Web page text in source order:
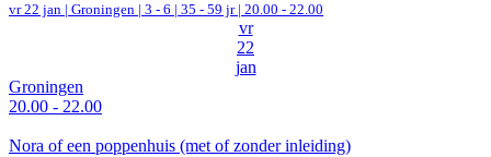
vr 22 jan | Groningen | 3 - 6 | 35 - 59 jr | 20.00 - 22.00
vr
22
jan
Groningen
20.00 - 22.00
Nora of een poppenhuis (met of zonder inleiding)